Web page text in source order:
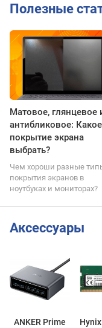
Полезные
Матовое, глянцевое
антибликовое: Какое
покрытие экрана
выбрать?
Чем хороши разные
покрытия экранов в
ноутбуках и мониторах?
Аксессуары
ANKER Prime
Hynix